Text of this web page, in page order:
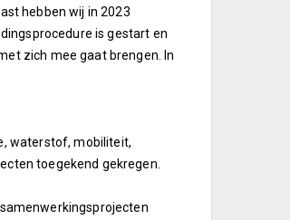
hebben wij in 2023
is gestart en
zich mee gaat brengen. In
waterstof, mobiliteit,
toegekend gekregen.